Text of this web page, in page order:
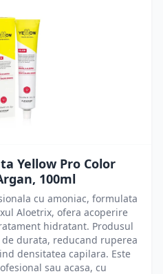
Yellow Pro Color
100ml
cu amoniac, formulata
Aloetrix, ofera acoperire
hidratant. Produsul
durata, reducand ruperea
densitatea capilara. Este
sau acasa, cu